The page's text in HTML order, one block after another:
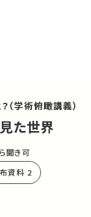
（学術俯瞰講義）
た世界
聞き可
資料 2